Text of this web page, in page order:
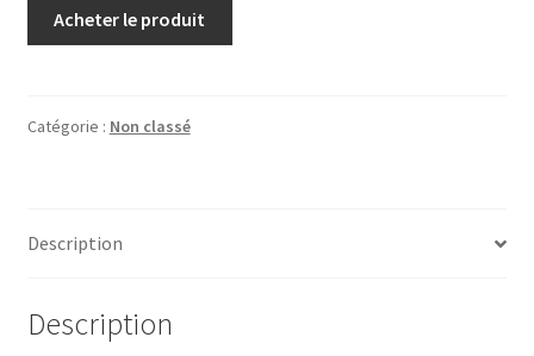
Acheter le produit
Catégorie : Non classé
Description
Description